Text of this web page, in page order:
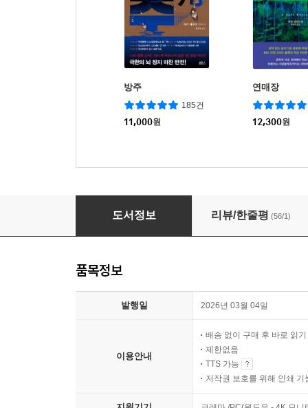
방주
185건
11,000원
연매장
12,300원
데이지 다커
도서정보 리뷰/한줄평 (56/1)
품목정보
발행일 2026년 03월 04일
이용안내
배송 없이 구매 후 바로 읽기
제한없음
TTS 가능
저작권 보호를 위해 인쇄 기